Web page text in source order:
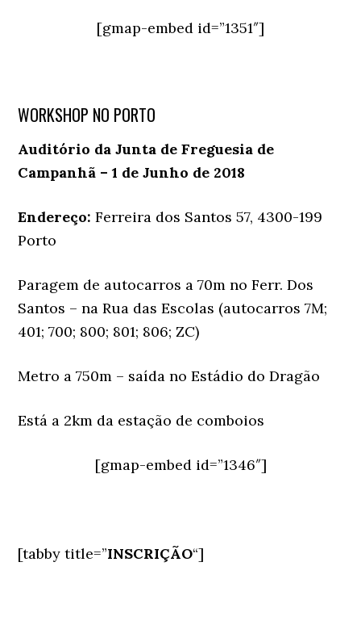
[gmap-embed id=”1351″]
WORKSHOP NO PORTO
Auditório da Junta de Freguesia de
Campanhã – 1 de Junho de 2018
Endereço: Ferreira dos Santos 57, 4300-199
Porto
Paragem de autocarros a 70m no Ferr. Dos
Santos – na Rua das Escolas (autocarros 7M;
401; 700; 800; 801; 806; ZC)
Metro a 750m – saída no Estádio do Dragão
Está a 2km da estação de comboios
[gmap-embed id=”1346″]
[tabby title=”INSCRIÇÃO“]